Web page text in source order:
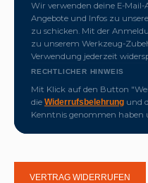
Wir verwenden deine E-
Angebote und Infos zu
zu schicken. Mit der
zu unserem Werkzeug-
Verwendung jederzeit
RECHTLICHER HINWEIS
Mit Klick auf den Button
die Widerrufsbelehrung und
Kenntnis genommen haben
VERTRAG WIDERRUFEN